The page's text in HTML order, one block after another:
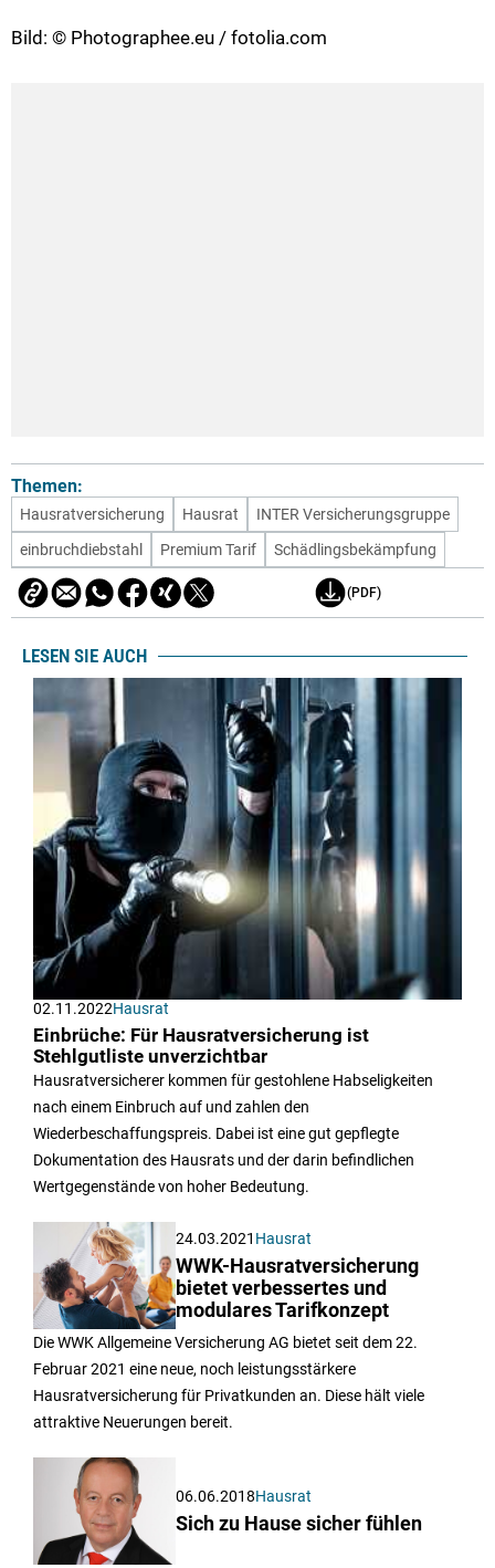
Bild: © Photographee.eu / fotolia.com
Themen:
Hausratversicherung Hausrat
INTER Versicherungsgruppe
einbruchdiebstahl
Premium Tarif Schädlingsbekämpfung
(PDF)
LESEN SIE AUCH
02.11.2022Hausrat
Einbrüche: Für Hausratversicherung ist
Stehlgutliste unverzichtbar
Hausratversicherer kommen für gestohlene Habseligkeiten
nach einem Einbruch auf und zahlen den
Wiederbeschaffungspreis. Dabei ist eine gut gepflegte
Dokumentation des Hausrats und der darin befindlichen
Wertgegenstände von hoher Bedeutung.
24.03.2021 Hausrat
WWK-Hausratversicherung
bietet verbessertes und
modulares Tarifkonzept
Die WWK Allgemeine Versicherung AG bietet seit dem 22.
Februar 2021 eine neue, noch leistungsstärkere
Hausratversicherung für Privatkunden an. Diese hält viele
attraktive Neuerungen bereit.
06.06.2018Hausrat
Sich zu Hause sicher fühlen